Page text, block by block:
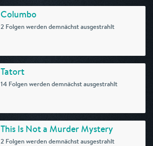
Columbo
2 Folgen werden demnächst ausgestrahlt
Tatort
14 Folgen werden demnächst ausgestrahlt
This Is Not a Murder Mystery
2 Folgen werden demnächst ausgestrahlt